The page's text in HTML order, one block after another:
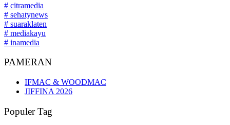
# citramedia
# sehatynews
# suaraklaten
# mediakayu
# inamedia
PAMERAN
IFMAC & WOODMAC
JIFFINA 2026
Populer Tag